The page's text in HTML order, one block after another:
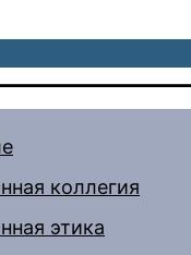
коллегия
этика